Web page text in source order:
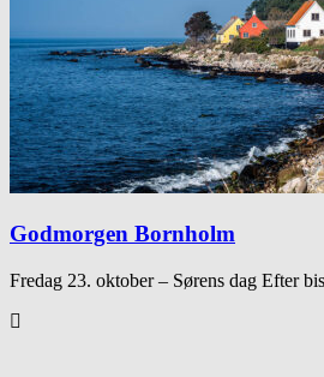
Godmorgen Bornholm
Fredag 23. oktober – Sørens dag Efter